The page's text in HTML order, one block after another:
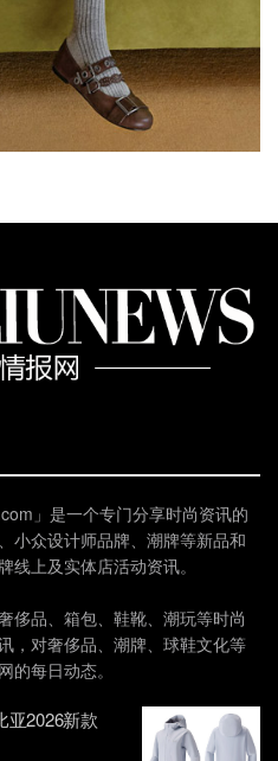
」是一个专门分享时尚资讯的
小众设计师品牌、潮牌等新品和
线上及实体店活动资讯。
侈品、箱包、鞋靴、潮玩等时尚
，对奢侈品、潮牌、球鞋文化等
的每日动态。
亚2026新款